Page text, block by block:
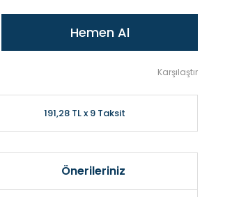
Hemen Al
Karşılaştır
191,28 TL x 9 Taksit
Önerileriniz